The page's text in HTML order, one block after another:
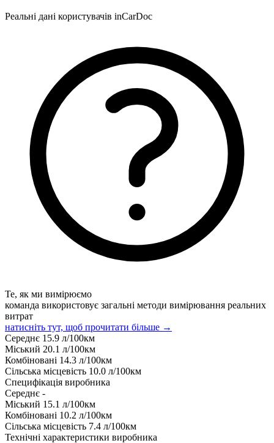
Реальні дані користувачів inCarDoc
Те, як ми вимірюємо
команда використовує загальні методи вимірювання реальних
витрат
натисніть тут, щоб прочитати більше →
Середнє 15.9 л/100км
Міський 20.1 л/100км
Комбіновані 14.3 л/100км
Сільська місцевість 10.0 л/100км
Специфікація виробника
Середнє -
Міський 15.1 л/100км
Комбіновані 10.2 л/100км
Сільська місцевість 7.4 л/100км
Технічні характеристики виробника